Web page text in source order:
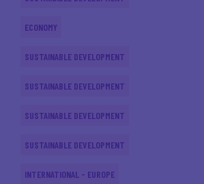
ECONOMY
SUSTAINABLE DEVELOPMENT
SUSTAINABLE DEVELOPMENT
SUSTAINABLE DEVELOPMENT
SUSTAINABLE DEVELOPMENT
INTERNATIONAL - EUROPE